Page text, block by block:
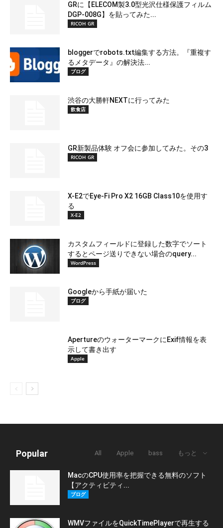
GRに【ELECOM製3.0型光沢仕様保護フィルム
DGP-008G】を貼ってみた...
RICOH GR
bloggerでrobots.txt編集する方法。『重複す
るメタデータ』の解決法...
ブログ
渋谷の大勝軒NEXTに行ってみた
飲食店
GR新製品体験 オフ会に参加してみた。その3
RICOH GR
X-E2でEye-Fi Pro X2 16GB Class10を使用す
る
X-E2
カスタムフィールドに登録した数字でソート
するとページ送りできない場合のquery...
WordPress
Googleから手紙が届いた
ブログ
ApertureのウォーターマークにExif情報を表
示して書き出す
Apple
Popular All Apple bass もっと
MacのCPU使用率を把握できる無料のソフト
【アクティビティ...
ブログ
WMVファイルをQuickTimePlayerで再生する